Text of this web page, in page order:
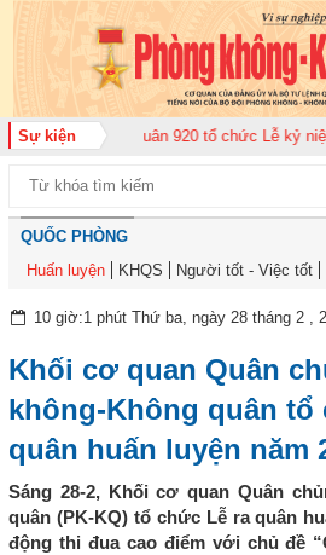
Sự kiện
Không quân 920 tổ chức Lễ kỷ niệm 50
QUỐC PHÒNG
Huấn luyện
KHQS Người tốt - Việc tốt
10 giờ:1 phút Thứ ba, ngày 28 tháng 2 ,
Khối cơ quan Quân
không-Không quân tổ
quân huấn luyện năm
Sáng 28-2, Khối cơ quan Quân
quân (PK-KQ) tổ chức Lễ ra quân
động thi đua cao điểm với chủ đề